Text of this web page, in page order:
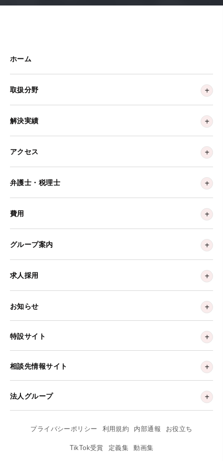
ホーム
取扱分野
解決実績
アクセス
弁護士・税理士
費用
グループ案内
求人採用
お知らせ
特設サイト
相談先情報サイト
法人グループ
プライバシーポリシー 利用規約 内部通報 お役立ち
TikTok受賞 定義集 動画集